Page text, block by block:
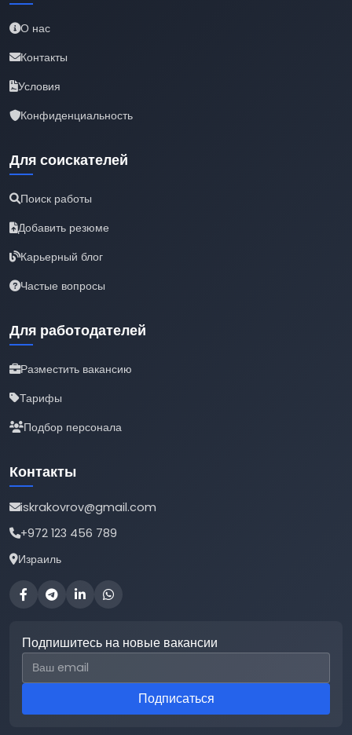
О нас
Контакты
Условия
Конфиденциальность
Для соискателей
Поиск работы
Добавить резюме
Карьерный блог
Частые вопросы
Для работодателей
Разместить вакансию
Тарифы
Подбор персонала
Контакты
iskrakovrov@gmail.com
+972 123 456 789
Израиль
Подпишитесь на новые вакансии
Email для подписки
Подписаться